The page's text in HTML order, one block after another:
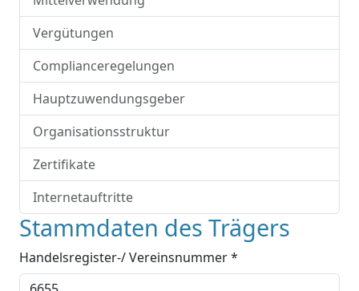
Vergütungen
Complianceregelungen
Hauptzuwendungsgeber
Organisationsstruktur
Zertifikate
Internetauftritte
Stammdaten des Trägers
Handelsregister-/ Vereinsnummer *